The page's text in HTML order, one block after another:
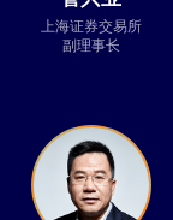
上海证券交易所
副理事长